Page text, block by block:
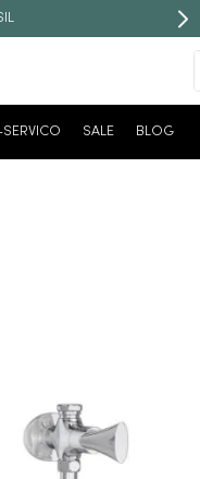
SERVICO SALE BLOG